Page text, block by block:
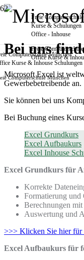
Freie
Kurse & Schulungen
Office - Inhouse
Freie
Office Kurse &
Computerschule München
Kurse & Inhouse Schulungen
Computerschule München
Bei uns
Microsoft Excel ist
Gewerbebetreibende an.
Sie können bei uns
Bei Buchung eines
Excel Grundkurs
Excel Aufbaukurs
Excel Inhouse
Excel Grundkurs für
Korrekte
Formatierung und
Berechnungen
Auswertung und
>>> Klicken Sie hier für
Excel Aufbaukurs für